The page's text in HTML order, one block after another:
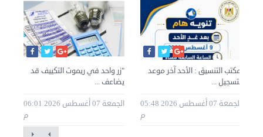
"زر واحد في ريموت التكييف قد
يضاعف ...
الجمعة 07 أغسطس 2026 06:01
م
مكتب التنسيق : الأحد آخر موعد
لتسجيل ...
الجمعة 07 أغسطس 2026 05:48
م